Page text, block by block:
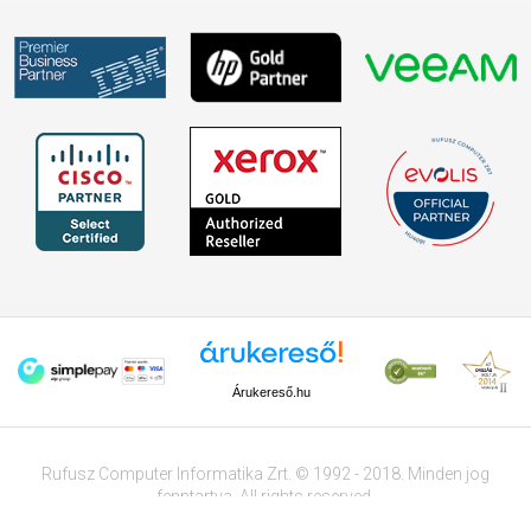
Árukereső.hu
Rufusz Computer Informatika Zrt. © 1992 - 2018. Minden jog
fenntartva. All rights reserved.